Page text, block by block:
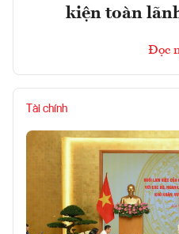
kiện toàn
Đọc
Tài chính